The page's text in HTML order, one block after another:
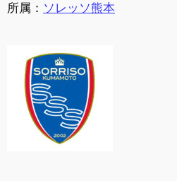
所属： ソレッソ熊本